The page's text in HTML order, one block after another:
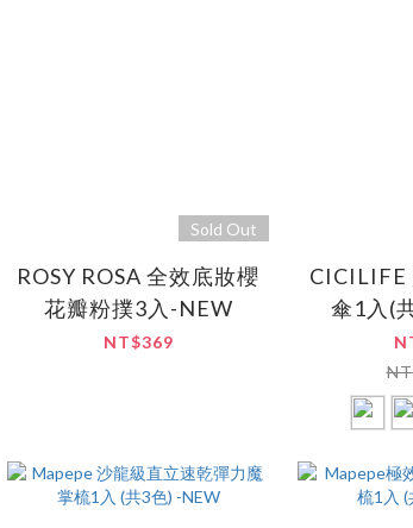
Sold Out
ROSY ROSA 全效底妝櫻
花瓣粉撲3入-NEW
NT$369
CICILIFE
傘1入(